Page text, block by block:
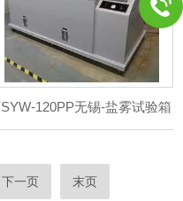
120PP无锡-盐雾试验箱
下一页 末页